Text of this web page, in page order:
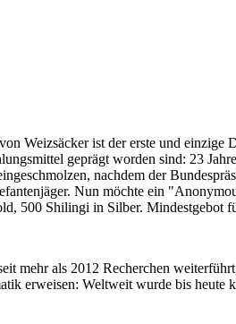
ist der erste und einzige
geprägt worden sind: 23
nachdem der
Nun möchte ein
500 Shilingi in Silber.
als 2012 Recherchen
erweisen: Weltweit wurde bis heute